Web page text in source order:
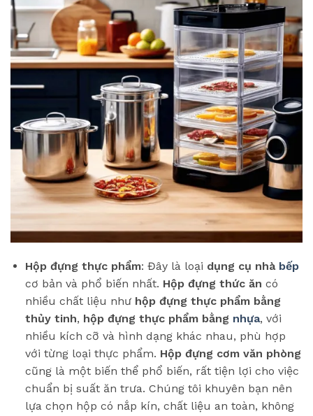
Hộp đựng thực phẩm: Đây là loại dụng cụ nhà bếp
cơ bản và phổ biến nhất. Hộp đựng thức ăn có
nhiều chất liệu như hộp đựng thực phẩm bằng
thủy tinh, hộp đựng thực phẩm bằng nhựa, với
nhiều kích cỡ và hình dạng khác nhau, phù hợp
với từng loại thực phẩm. Hộp đựng cơm văn phòng
cũng là một biến thể phổ biến, rất tiện lợi cho việc
chuẩn bị suất ăn trưa. Chúng tôi khuyên bạn nên
lựa chọn hộp có nắp kín, chất liệu an toàn, không